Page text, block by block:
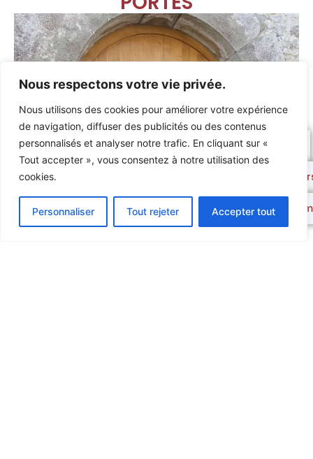
Nous respectons votre vie privée.
Nous utilisons des cookies pour améliorer votre expérience
de navigation, diffuser des publicités ou des contenus
personnalisés et analyser notre trafic. En cliquant sur «
Tout accepter », vous consentez à notre utilisation des
cookies.
Personnaliser Tout rejeter Accepter tout
Appelez nous
Votre devis
Notre google